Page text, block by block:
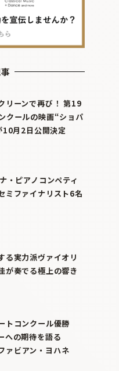
リーンで再び！ 第19
クールの映画“ショパ
10月2日公開決定
・ピアノコンペティ
ミファイナリスト6名
る実力派ヴァイオリ
が奏でる極上の響き
トコンクール優勝
への期待を語る
ァビアン・ヨハネ